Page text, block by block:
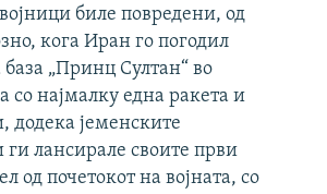
биле повредени, од
кога Иран го погодил
база „Принц Султан“ во
со најмалку една ракета и
додека јеменските
лансирале своите први
од почетокот на војната, со